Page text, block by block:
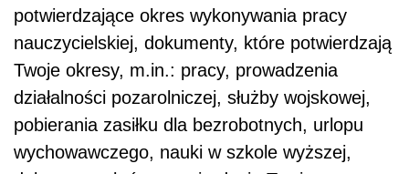
potwierdzające okres wykonywania pracy
nauczycielskiej, dokumenty, które potwierdzają
Twoje okresy, m.in.: pracy, prowadzenia
działalności pozarolniczej, służby wojskowej,
pobierania zasiłku dla bezrobotnych, urlopu
wychowawczego, nauki w szkole wyższej,